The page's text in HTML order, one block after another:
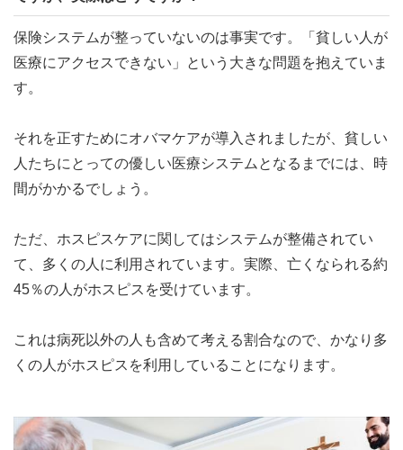
保険システムが整っていないのは事実です。「貧しい人が
医療にアクセスできない」という大きな問題を抱えていま
す。
それを正すためにオバマケアが導入されましたが、貧しい
人たちにとっての優しい医療システムとなるまでには、時
間がかかるでしょう。
ただ、ホスピスケアに関してはシステムが整備されてい
て、多くの人に利用されています。実際、亡くなられる約
45％の人がホスピスを受けています。
これは病死以外の人も含めて考える割合なので、かなり多
くの人がホスピスを利用していることになります。